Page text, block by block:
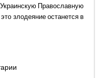
Православную
злодеяние останется в